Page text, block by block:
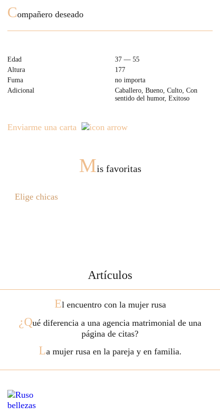
Compañero deseado
Edad
37 — 55
Altura
177
Fuma
no importa
Adicional
Caballero, Bueno, Culto, Con
sentido del humor, Exitoso
Enviarme una carta
Mis favoritas
Elige chicas
Artículos
El encuentro con la mujer rusa
¿Qué diferencia a una agencia matrimonial de una
página de citas?
La mujer rusa en la pareja y en familia.